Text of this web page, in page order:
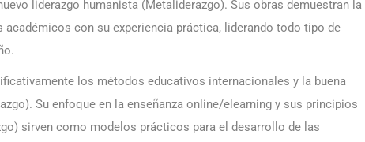
liderazgo humanista (Metaliderazgo). Sus obras demuestran la
con su experiencia práctica, liderando todo tipo de
los métodos educativos internacionales y la buena
Su enfoque en la enseñanza online/elearning y sus principios
sirven como modelos prácticos para el desarrollo de las